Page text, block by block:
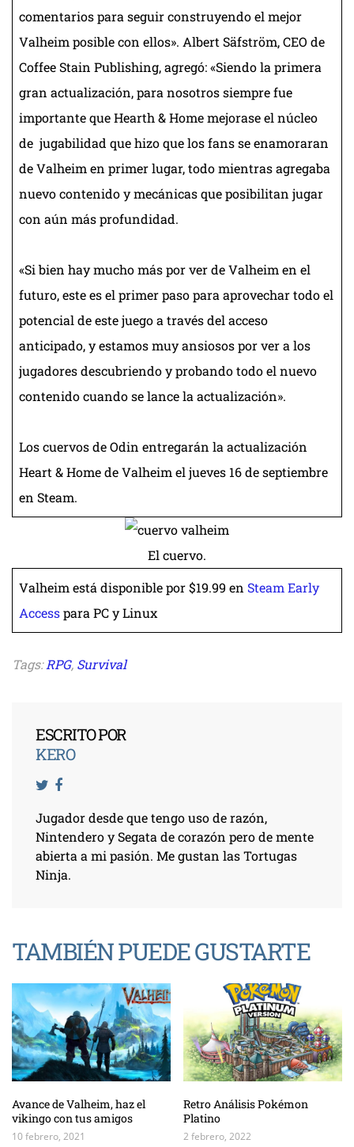
comentarios para seguir construyendo el mejor
Valheim posible con ellos». Albert Säfström, CEO de
Coffee Stain Publishing, agregó: «Siendo la primera
gran actualización, para nosotros siempre fue
importante que Hearth & Home mejorase el núcleo
de jugabilidad que hizo que los fans se enamoraran
de Valheim en primer lugar, todo mientras agregaba
nuevo contenido y mecánicas que posibilitan jugar
con aún más profundidad.
«Si bien hay mucho más por ver de Valheim en el
futuro, este es el primer paso para aprovechar todo el
potencial de este juego a través del acceso
anticipado, y estamos muy ansiosos por ver a los
jugadores descubriendo y probando todo el nuevo
contenido cuando se lance la actualización».
Los cuervos de Odin entregarán la actualización
Heart & Home de Valheim el jueves 16 de septiembre
en Steam.
El cuervo.
Valheim está disponible por $19.99 en Steam Early
Accesspara PC y Linux
Tags:RPG, Survival
ESCRITO POR
KERO
Jugador desde que tengo uso de razón,
Nintendero y Segata de corazón pero de mente
abierta a mi pasión. Me gustan las Tortugas
Ninja.
TAMBIÉN PUEDE GUSTARTE
Avance de Valheim, haz el
vikingo con tus amigos
10 febrero, 2021
Retro Análisis Pokémon
Platino
2 febrero, 2022